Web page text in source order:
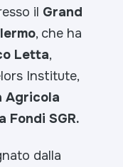
il Grand
, che ha
Letta,
Institute,
Agricola
Fondi SGR.
dalla